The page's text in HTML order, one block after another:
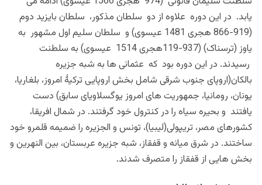
یابد. در این دوره علاوه از دو سلطان مذکور، سلطان بایزید دوم
(919-866 هجری 1481 عیسوی) و سلطان سلیم اول مشهور به
یاوز (ترسناک) (937-119هجری 1514 عیسوی) به سلطنت
رسیدند. در این دوره بود که عثمانی ها به شبه جزیره
بالکان(اروپای جنوب شرقی شامل بخش اروپایی ترکیۀ امروز، بلغاریا،
یونان، رومانیا، جمهوریت های امروز یوگسلاویای سابق) دست
یافتند و بحیره سیاه را در کنترول خود گرفتند. در شمال افریقا،
کشورهای مصر، تریپولی(لیبیا)، تونس و الجزیره را ضمیمه قلمرو خود
ساختند. در شرق میانه و قفقاز، شبه جزیره عربستان، بین النهرین و
بخش هایی از قفقاز را متصرف شدند.